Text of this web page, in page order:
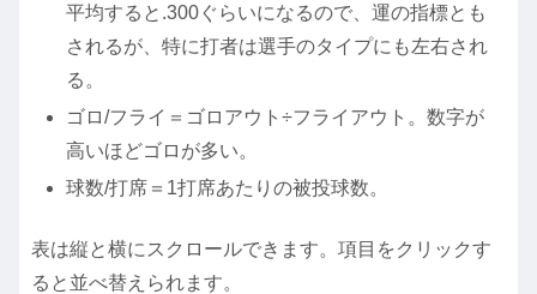
平均すると.300ぐらいになるので、運の指標とも
されるが、特に打者は選手のタイプにも左右され
る。
ゴロ/フライ＝ゴロアウト÷フライアウト。数字が
高いほどゴロが多い。
球数/打席＝1打席あたりの被投球数。
表は縦と横にスクロールできます。項目をクリックす
ると並べ替えられます。